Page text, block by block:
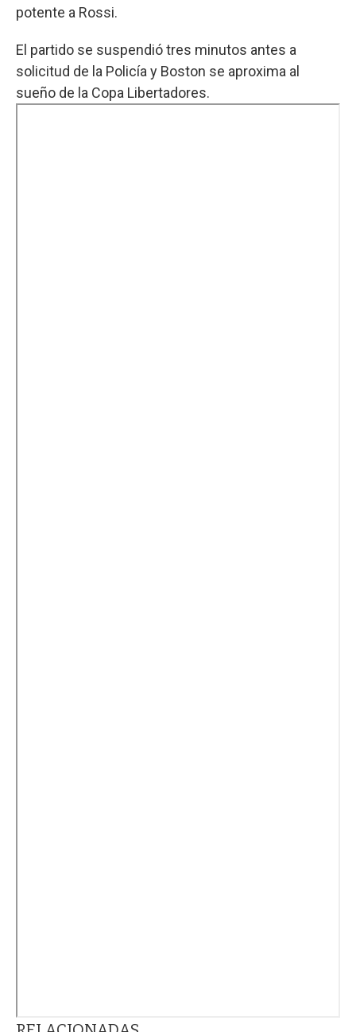
potente a Rossi.
El partido se suspendió tres minutos antes a
solicitud de la Policía y Boston se aproxima al
sueño de la Copa Libertadores.